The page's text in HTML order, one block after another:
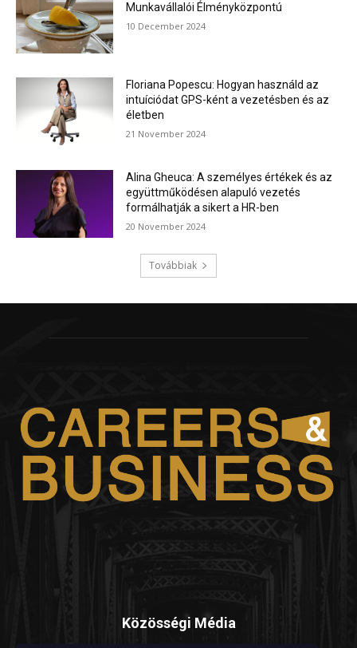
Munkavállalói Élményközpontú
10 December 2024
Floriana Popescu: Hogyan használd az
intuíciódat GPS-ként a vezetésben és az
életben
21 November 2024
Alina Gheuca: A személyes értékek és az
együttműködésen alapuló vezetés
formálhatják a sikert a HR-ben
20 November 2024
Továbbiak
Közösségi Média